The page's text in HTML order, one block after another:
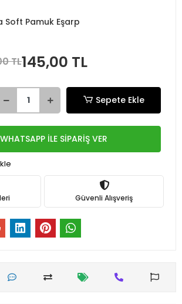
Soft Pamuk Eşarp
TL145,00 TL
Sepete Ekle
WHATSAPP İLE SİPARİŞ VER
Güvenli Alışveriş